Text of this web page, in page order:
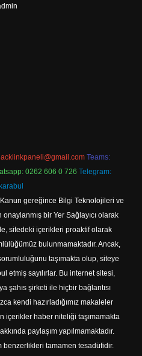
Teams:
0262 606 0 726 Telegram:
Kanun gereğince Bilgi Teknolojileri ve
onaylanmış bir Yer Sağlayıcı olarak
sitedeki içerikleri proaktif olarak
bulunmamaktadır. Ancak,
taşımakta olup, siteye
etmiş sayılırlar. Bu internet sitesi,
şahıs şirketi ile hiçbir bağlantısı
kendi hazırladığımız makaleler
içerikler haber niteliği taşımamakta
paylaşım yapılmamaktadır.
benzerlikleri tamamen tesadüfidir.